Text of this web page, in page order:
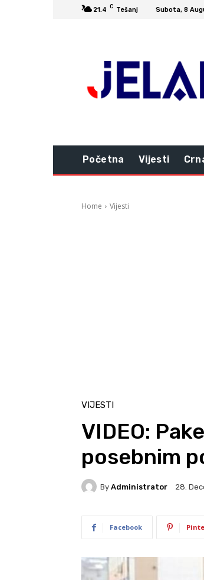
21.4 C Tešanj Subota, 8
Početna Vijesti
Home Vijesti
VIJESTI
VIDEO:
posebnim
By Administrator 28.
Facebook